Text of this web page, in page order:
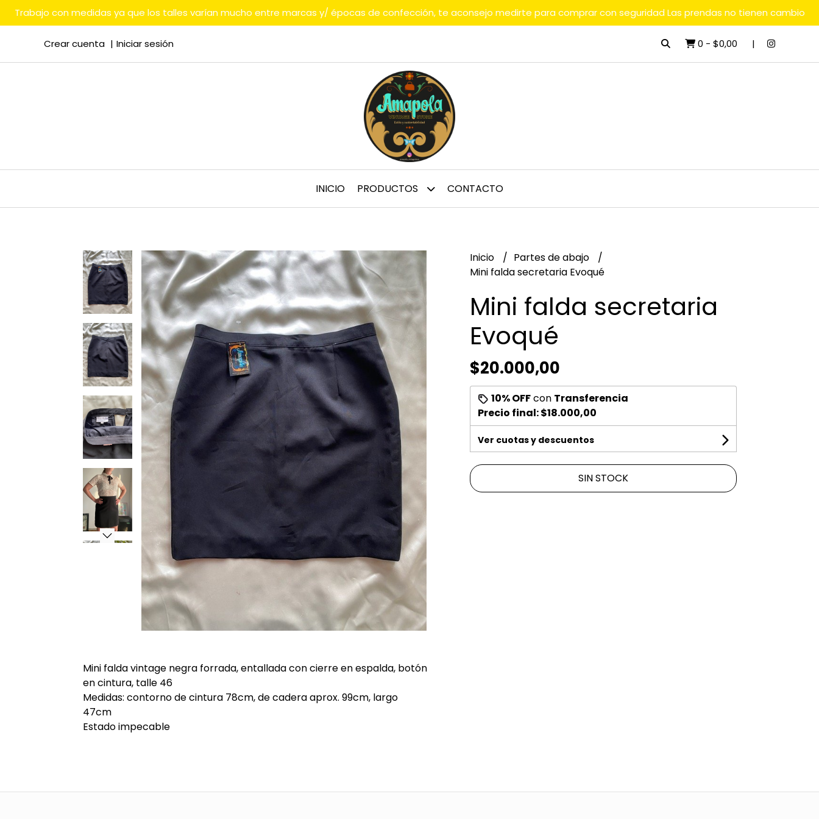
Trabajo con medidas ya que los talles varían mucho entre marcas y/ épocas de confección, te aconsejo medirte para comprar con seguridad Las prendas no tienen cambio
Crear cuenta Iniciar sesión 0 - $0,00
INICIO PRODUCTOS CONTACTO
Mini falda vintage negra forrada, entallada con cierre en espalda, botón
en cintura, talle 46
Medidas: contorno de cintura 78cm, de cadera aprox. 99cm, largo
47cm
Estado impecable
Inicio
Partes de abajo
Mini falda secretaria Evoqué
Mini falda secretaria
Evoqué
$20.000,00
10% OFFcon Transferencia
Precio final:$18.000,00
Ver cuotas y descuentos
SIN STOCK